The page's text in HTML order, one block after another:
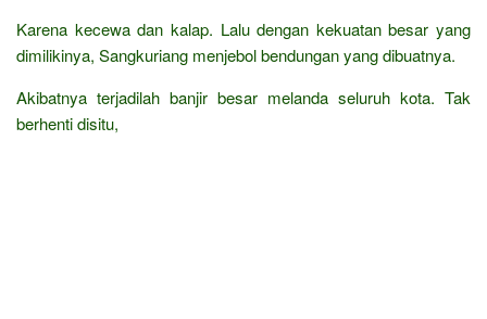
Karena kecewa dan kalap. Lalu dengan kekuatan besar yang
dimilikinya, Sangkuriang menjebol bendungan yang dibuatnya.
Akibatnya terjadilah banjir besar melanda seluruh kota. Tak
berhenti disitu,